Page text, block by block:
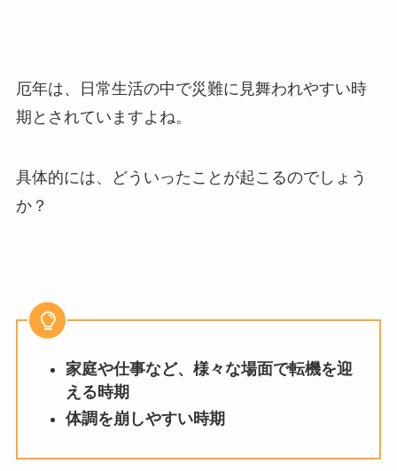
厄年は、日常生活の中で災難に見舞われやすい時
期とされていますよね。
具体的には、どういったことが起こるのでしょう
か？
家庭や仕事など、様々な場面で転機を迎
える時期
体調を崩しやすい時期